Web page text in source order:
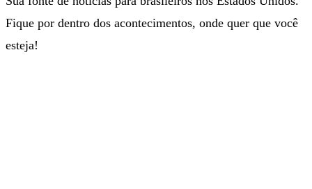
Fique por dentro dos acontecimentos, onde quer que você
esteja!